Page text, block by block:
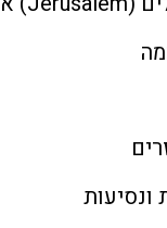
ונסיעות